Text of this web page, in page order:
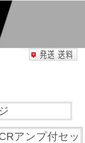
アンプ付セッ